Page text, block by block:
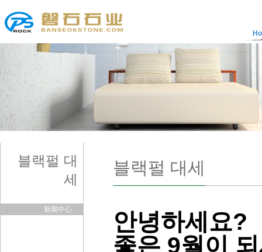
블랙펄 대
세
新闻中心
블랙펄 대세
안녕하세요?
좋은 9월이